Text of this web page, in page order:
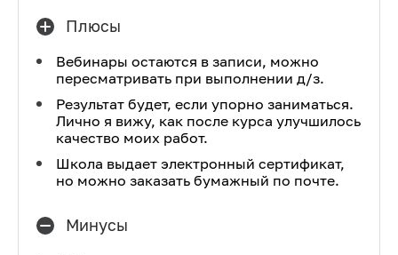
Плюсы
Вебинары остаются в записи, можно
пересматривать при выполнении д/з.
Результат будет, если упорно заниматься.
Лично я вижу, как после курса улучшилось
качество моих работ.
Школа выдает электронный сертификат,
но можно заказать бумажный по почте.
Минусы